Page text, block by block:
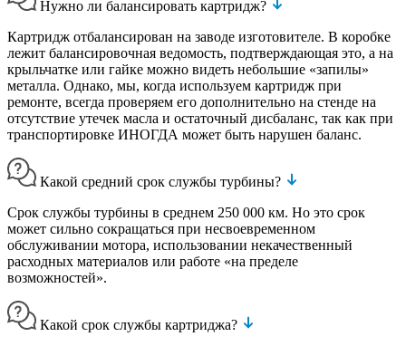
Нужно ли балансировать картридж?
Картридж отбалансирован на заводе изготовителе. В коробке
лежит балансировочная ведомость, подтверждающая это, а на
крыльчатке или гайке можно видеть небольшие «запилы»
металла. Однако, мы, когда используем картридж при
ремонте, всегда проверяем его дополнительно на стенде на
отсутствие утечек масла и остаточный дисбаланс, так как при
транспортировке ИНОГДА может быть нарушен баланс.
Какой средний срок службы турбины?
Срок службы турбины в среднем 250 000 км. Но это срок
может сильно сокращаться при несвоевременном
обслуживании мотора, использовании некачественный
расходных материалов или работе «на пределе
возможностей».
Какой срок службы картриджа?